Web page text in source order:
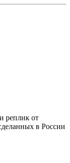
реплик от
в России